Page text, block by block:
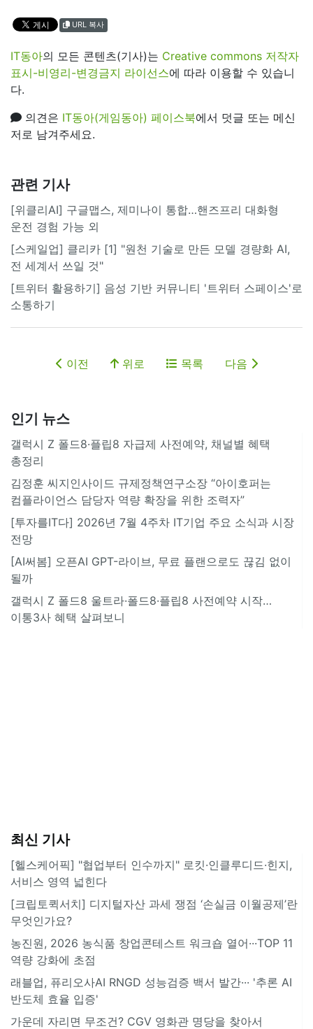
URL 복사
IT동아의 모든 콘텐츠(기사)는 Creative commons 저작자
표시-비영리-변경금지 라이선스에 따라 이용할 수 있습니
다.
의견은 IT동아(게임동아) 페이스북에서 덧글 또는 메신
저로 남겨주세요.
관련 기사
[위클리AI] 구글맵스, 제미나이 통합…핸즈프리 대화형
운전 경험 가능 외
[스케일업] 클리카 [1] "원천 기술로 만든 모델 경량화 AI,
전 세계서 쓰일 것"
[트위터 활용하기] 음성 기반 커뮤니티 '트위터 스페이스'로
소통하기
이전 위로 목록 다음
인기 뉴스
갤럭시 Z 폴드8·플립8 자급제 사전예약, 채널별 혜택
총정리
김정훈 씨지인사이드 규제정책연구소장 “아이호퍼는
컴플라이언스 담당자 역량 확장을 위한 조력자”
[투자를IT다] 2026년 7월 4주차 IT기업 주요 소식과 시장
전망
[AI써봄] 오픈AI GPT-라이브, 무료 플랜으로도 끊김 없이
될까
갤럭시 Z 폴드8 울트라·폴드8·플립8 사전예약 시작…
이통3사 혜택 살펴보니
최신 기사
[헬스케어픽] "협업부터 인수까지" 로킷·인클루디드·힌지,
서비스 영역 넓힌다
[크립토퀵서치] 디지털자산 과세 쟁점 ‘손실금 이월공제’란
무엇인가요?
농진원, 2026 농식품 창업콘테스트 워크숍 열어···TOP 11
역량 강화에 초점
래블업, 퓨리오사AI RNGD 성능검증 백서 발간··· '추론 AI
반도체 효율 입증'
가운데 자리면 무조건? CGV 영화관 명당을 찾아서